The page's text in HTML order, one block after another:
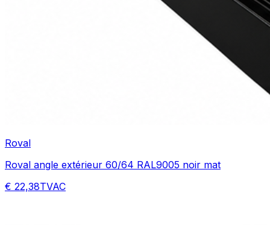
Roval
Roval angle extérieur 60/64 RAL9005 noir mat
€ 22,38TVAC